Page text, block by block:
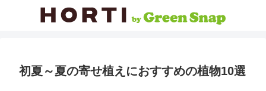
初夏～夏の寄せ植えにおすすめの植物10選